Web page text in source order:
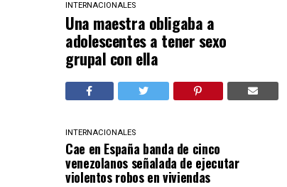
INTERNACIONALES
Una maestra obligaba a
adolescentes a tener sexo
grupal con ella
INTERNACIONALES
Cae en España banda de cinco
venezolanos señalada de ejecutar
violentos robos en viviendas